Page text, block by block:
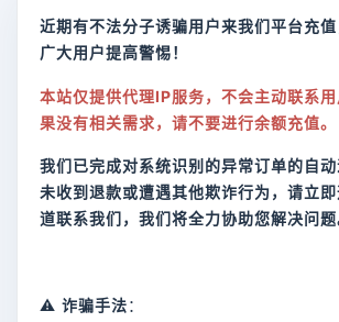
近期有不法分子诱骗用户来我们平台充
广大用户提高警惕！
本站仅提供代理IP服务，不会主动联系用
果没有相关需求，请不要进行余额充值。
我们已完成对系统识别的异常订单的自
未收到退款或遭遇其他欺诈行为，请立
道联系我们，我们将全力协助您解决问题
⚠ 诈骗手法：